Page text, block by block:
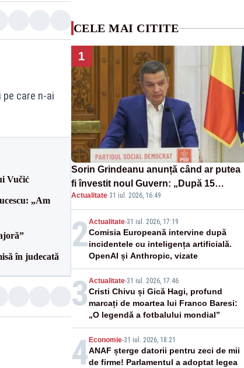
pe care n-ai
Vučić
„Am
în judecată
CELE MAI CITITE
1
Sorin Grindeanu anunță când ar putea
fi învestit noul Guvern: „După 15
august sunt șanse mai mari”
Actualitate·31 iul. 2026, 16:49
2Actualitate-31 iul. 2026, 17:19
Comisia Europeană intervine după
incidentele cu inteligența artificială.
OpenAI și Anthropic, vizate
3 Actualitate-31 iul. 2026, 17:46
Cristi Chivu și Gică Hagi, profund
marcați de moartea lui Franco Baresi:
„O legendă a fotbalului mondial”
4 Economie-31 iul. 2026, 18:21
ANAF șterge datorii pentru zeci de mii
de firme! Parlamentul a adoptat legea